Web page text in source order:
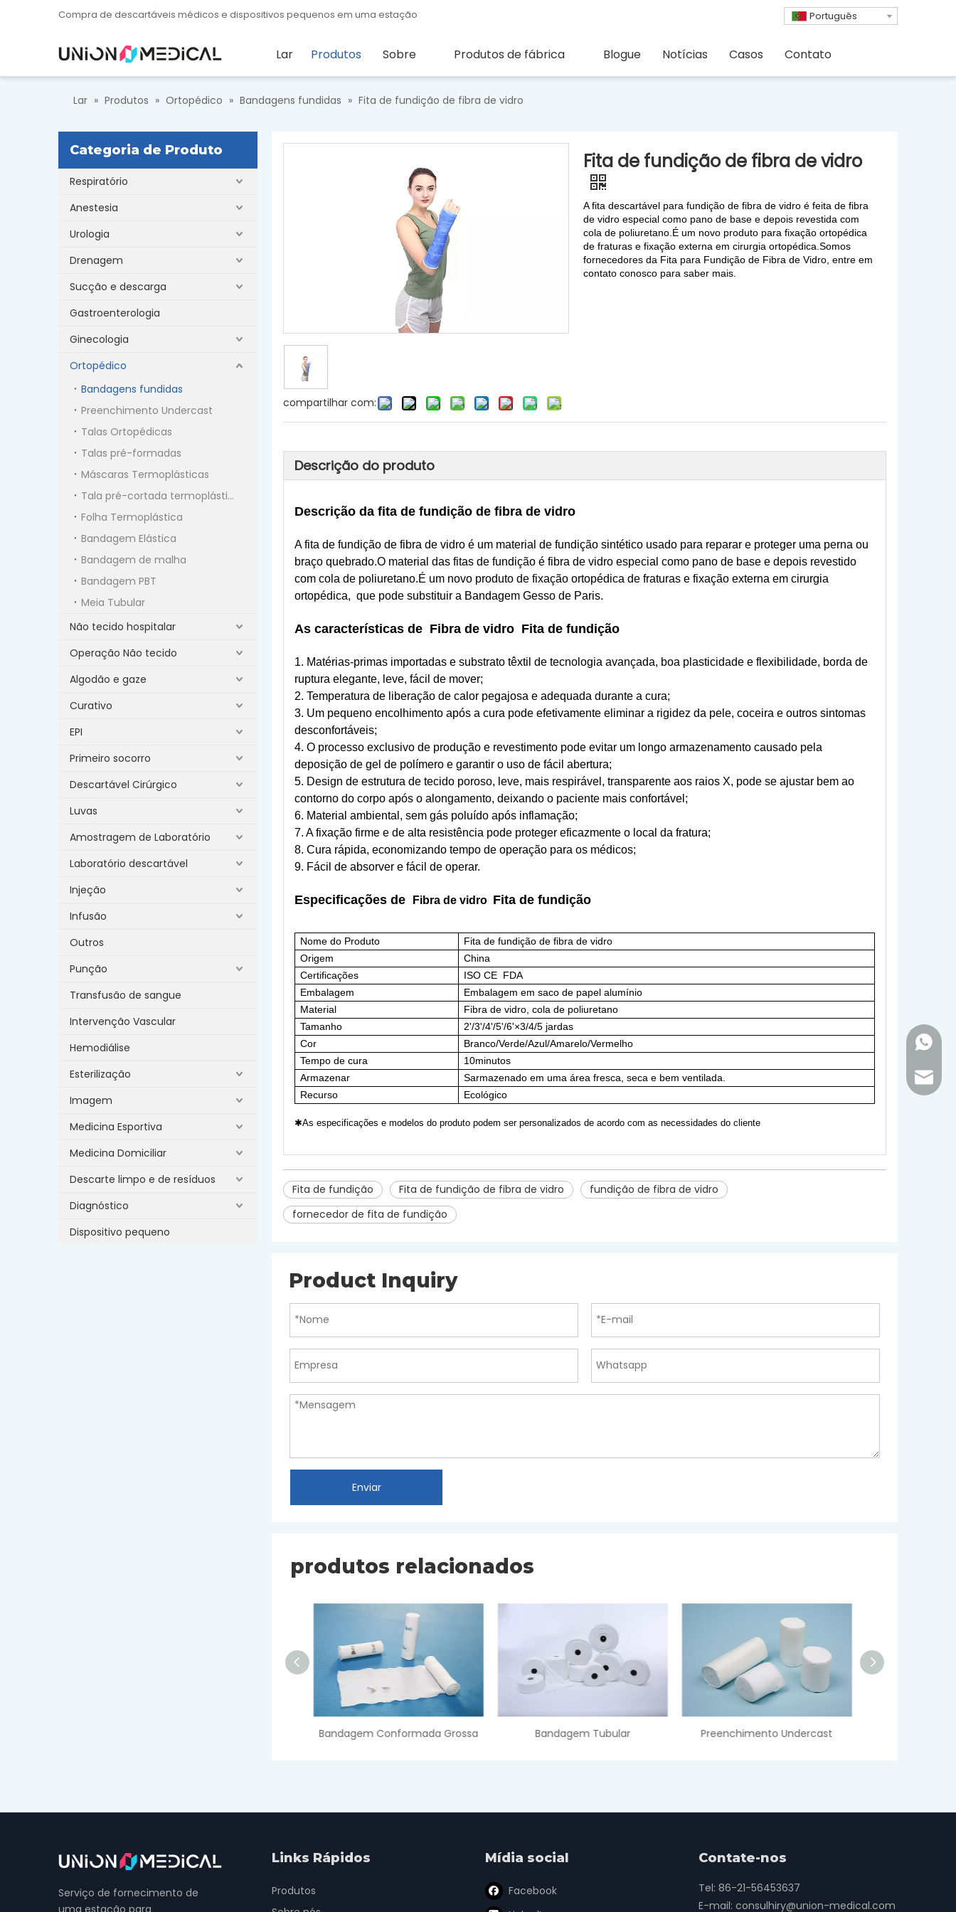
Compra de descartáveis ​​​​médicos e dispositivos pequenos em uma estação Português
Lar Produtos Sobre Produtos de fábrica Blogue Notícias Casos Contato
Lar » Produtos » Ortopédico » Bandagens fundidas » Fita de fundição de fibra de vidro
Categoria de Produto
Respiratório
Anestesia
Urologia
Drenagem
Sucção e descarga
Gastroenterologia
Ginecologia
Ortopédico
Bandagens fundidas
Preenchimento Undercast
Talas Ortopédicas
Talas pré-formadas
Máscaras Termoplásticas
Tala pré-cortada termoplástica
Folha Termoplástica
Bandagem Elástica
Bandagem de malha
Bandagem PBT
Meia Tubular
Não tecido hospitalar
Operação Não tecido
Algodão e gaze
Curativo
EPI
Primeiro socorro
Descartável Cirúrgico
Luvas
Amostragem de Laboratório
Laboratório descartável
Injeção
Infusão
Outros
Punção
Transfusão de sangue
Intervenção Vascular
Hemodiálise
Esterilização
Imagem
Medicina Esportiva
Medicina Domiciliar
Descarte limpo e de resíduos
Diagnóstico
Dispositivo pequeno
compartilhar com:
Fita de fundição de fibra de vidro
A fita descartável para fundição de fibra de vidro é feita de fibra
de vidro especial como pano de base e depois revestida com
cola de poliuretano.É um novo produto para fixação ortopédica
de fraturas e fixação externa em cirurgia ortopédica.Somos
fornecedores da Fita para Fundição de Fibra de Vidro, entre em
contato conosco para saber mais.
Descrição do produto
Descrição da fita de fundição de fibra de vidro
A fita de fundição de fibra de vidro é um material de fundição sintético usado para reparar e proteger uma perna ou
braço quebrado.O material das fitas de fundição é fibra de vidro especial como pano de base e depois revestido
com cola de poliuretano.É um novo produto de fixação ortopédica de fraturas e fixação externa em cirurgia
ortopédica, que pode substituir a Bandagem Gesso de Paris.
As características de Fibra de vidro Fita de fundição
1. Matérias-primas importadas e substrato têxtil de tecnologia avançada, boa plasticidade e flexibilidade, borda de
ruptura elegante, leve, fácil de mover;
2. Temperatura de liberação de calor pegajosa e adequada durante a cura;
3. Um pequeno encolhimento após a cura pode efetivamente eliminar a rigidez da pele, coceira e outros sintomas
desconfortáveis;
4. O processo exclusivo de produção e revestimento pode evitar um longo armazenamento causado pela
deposição de gel de polímero e garantir o uso de fácil abertura;
5. Design de estrutura de tecido poroso, leve, mais respirável, transparente aos raios X, pode se ajustar bem ao
contorno do corpo após o alongamento, deixando o paciente mais confortável;
6. Material ambiental, sem gás poluído após inflamação;
7. A fixação firme e de alta resistência pode proteger eficazmente o local da fratura;
8. Cura rápida, economizando tempo de operação para os médicos;
9. Fácil de absorver e fácil de operar.
Especificações de Fibra de vidro Fita de fundição
Nome do Produto
Fita de fundição de fibra de vidro
Origem
China
Certificações
ISO CE FDA
Embalagem
Embalagem em saco de papel alumínio
Material
Fibra de vidro, cola de poliuretano
Tamanho
2'/3'/4'/5'/6'×3/4/5 jardas
Cor
Branco/Verde/Azul/Amarelo/Vermelho
Tempo de cura
10minutos
Armazenar
Sarmazenado em uma área fresca, seca e bem ventilada.
Recurso
Ecológico
✱As especificações e modelos do produto podem ser personalizados de acordo com as necessidades do cliente
Fita de fundição Fita de fundição de fibra de vidro
fundição de fibra de vidro
fornecedor de fita de fundição
Product Inquiry
Enviar
produtos relacionados
Bandagem Tubular Preenchimento Undercast Bandagem de gesso de Paris
Serviço de fornecimento de
uma estação para
Links Rápidos
Produtos
Mídia social
Facebook
Contate-nos
Tel: 86-21-56453637
E-mail: consulhiry@union-medical.com
+86-